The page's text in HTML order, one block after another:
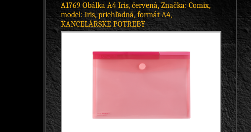
A1769 Obálka A4 Iris, červená, Značka: Comix,
model: Iris, priehľadná, formát A4,
KANCELÁRSKE POTREBY